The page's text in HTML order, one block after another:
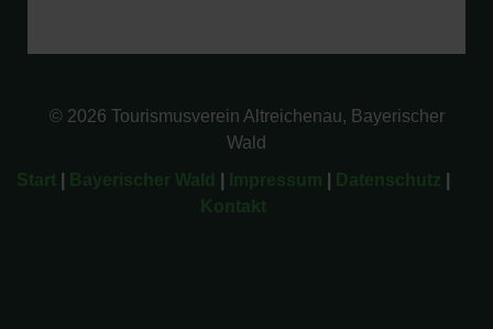
© 2026 Tourismusverein Altreichenau, Bayerischer
Wald
Start| Bayerischer Wald Impressum Datenschutz
Kontakt